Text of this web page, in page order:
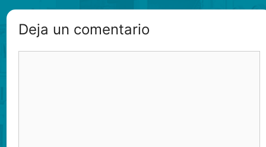
Deja un comentario